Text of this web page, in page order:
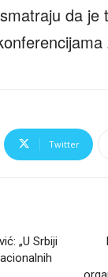
da je
Twitter
„U Srbiji